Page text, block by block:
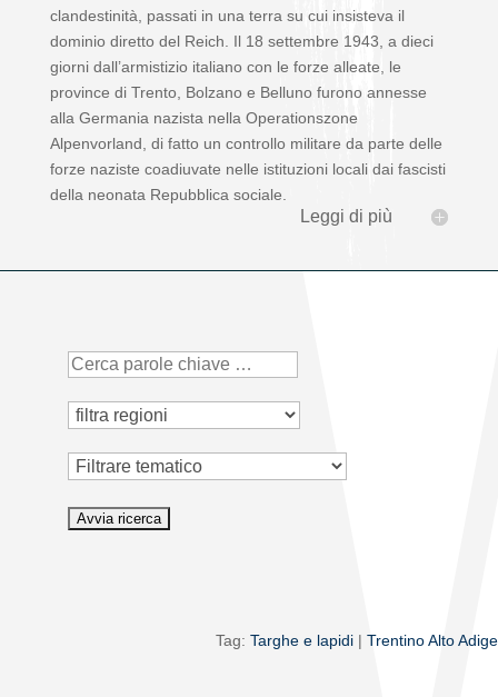
clandestinità, passati in una terra su cui insisteva il
dominio diretto del Reich. Il 18 settembre 1943, a dieci
giorni dall’armistizio italiano con le forze alleate, le
province di Trento, Bolzano e Belluno furono annesse
alla Germania nazista nella Operationszone
Alpenvorland, di fatto un controllo militare da parte delle
forze naziste coadiuvate nelle istituzioni locali dai fascisti
della neonata Repubblica sociale.
Leggi di più
Tematico
Tag: Targhe e lapidi | Trentino Alto Adige